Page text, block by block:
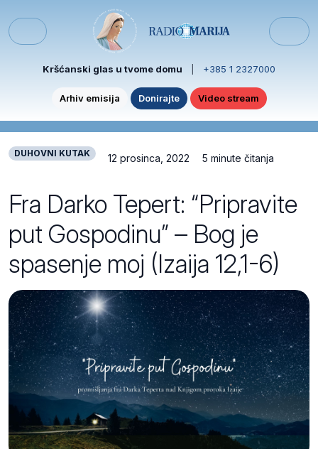
Menu
Kršćanski glas u tvome domu +385 1 2327000
Arhiv emisija Donirajte Video stream
DUHOVNI KUTAK 12 prosinca, 2022 5 minute čitanja
Fra Darko Tepert: “Pripravite
put Gospodinu” – Bog je
spasenje moj (Izaija 12,1-6)